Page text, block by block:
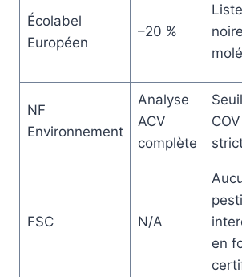
Écolabel
Européen
–20 %
Liste
NF
Environnement
Analyse
ACV
complète
COV
FSC N/A
en